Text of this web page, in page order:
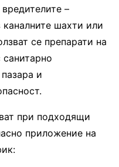
–
шахти или
се препарати на
санитарно
и
при подходящи
приложение на